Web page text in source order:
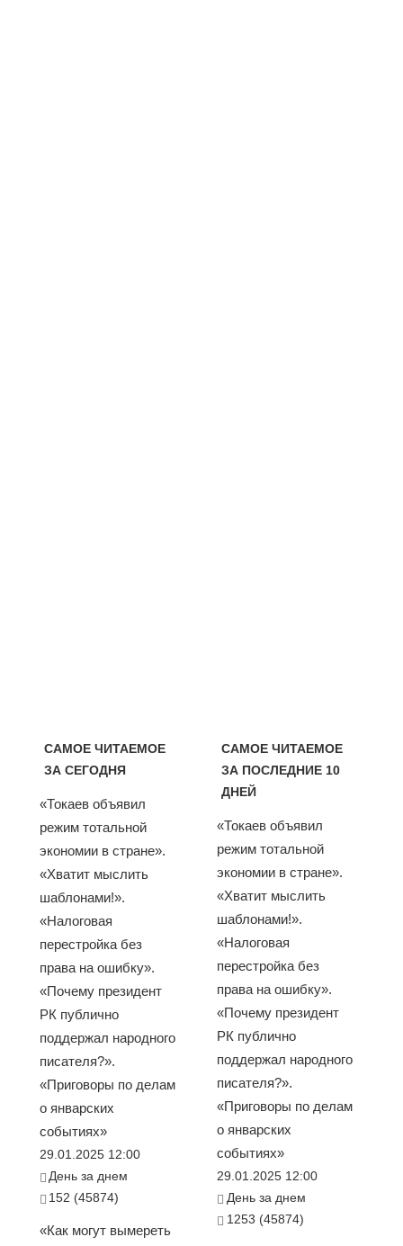
САМОЕ ЧИТАЕМОЕ
ЗА СЕГОДНЯ
«Токаев объявил
режим тотальной
экономии в стране».
«Хватит мыслить
шаблонами!».
«Налоговая
перестройка без
права на ошибку».
«Почему президент
РК публично
поддержал народного
писателя?».
«Приговоры по делам
о январских
событиях»
29.01.2025 12:00
День за днем
152 (45874)
«Как могут вымереть
САМОЕ ЧИТАЕМОЕ
ЗА ПОСЛЕДНИЕ 10
ДНЕЙ
«Токаев объявил
режим тотальной
экономии в стране».
«Хватит мыслить
шаблонами!».
«Налоговая
перестройка без
права на ошибку».
«Почему президент
РК публично
поддержал народного
писателя?».
«Приговоры по делам
о январских
событиях»
29.01.2025 12:00
День за днем
1253 (45874)